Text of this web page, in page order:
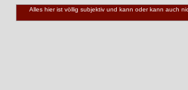
Alles hier ist völlig subjektiv und kann oder kann auch